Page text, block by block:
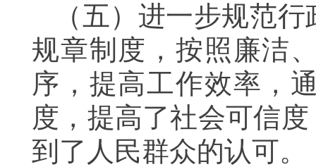
（五）进一步规范
规章制度，按照廉洁
序，提高工作效率，
度，提高了社会可信
到了人民群众的认可。